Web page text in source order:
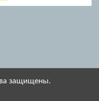
защищены.